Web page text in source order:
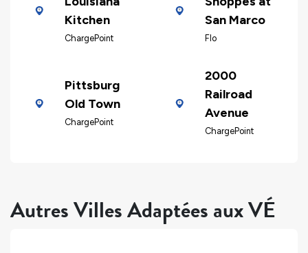
Kitchen
ChargePoint
San Marco
Flo
Pittsburg
Old Town
ChargePoint
2000
Railroad
Avenue
ChargePoint
Autres Villes Adaptées aux VÉ